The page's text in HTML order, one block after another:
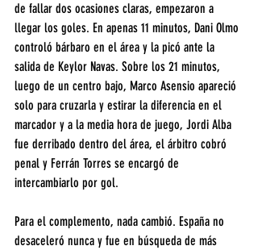
de fallar dos ocasiones claras, empezaron a
llegar los goles. En apenas 11 minutos, Dani Olmo
controló bárbaro en el área y la picó ante la
salida de Keylor Navas. Sobre los 21 minutos,
luego de un centro bajo, Marco Asensio apareció
solo para cruzarla y estirar la diferencia en el
marcador y a la media hora de juego, Jordi Alba
fue derribado dentro del área, el árbitro cobró
penal y Ferrán Torres se encargó de
intercambiarlo por gol.
Para el complemento, nada cambió. España no
desaceleró nunca y fue en búsqueda de más